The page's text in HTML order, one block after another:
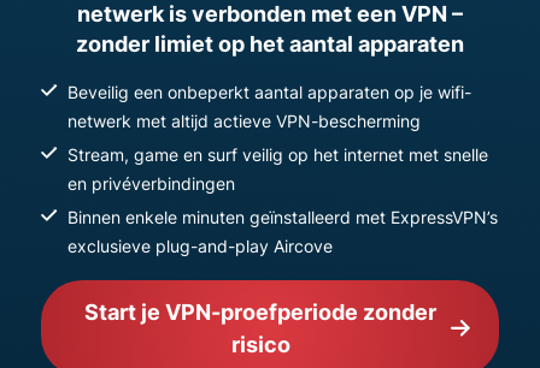
netwerk is verbonden met een VPN –
zonder limiet op het aantal apparaten
Beveilig een onbeperkt aantal apparaten op je wifi-
netwerk met altijd actieve VPN-bescherming
Stream, game en surf veilig op het internet met snelle
en privéverbindingen
Binnen enkele minuten geïnstalleerd met ExpressVPN’s
exclusieve plug-and-play Aircove
Start je VPN-proefperiode zonder
risico